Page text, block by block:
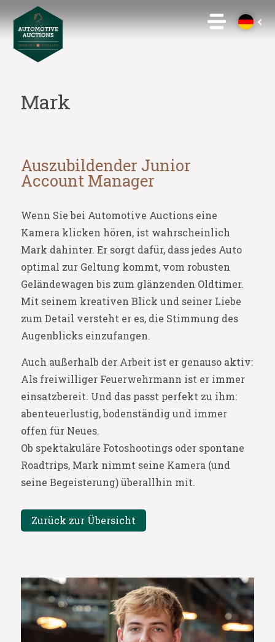
Mark
Auszubildender Junior
Account Manager
Wenn Sie bei Automotive Auctions eine
Kamera klicken hören, ist wahrscheinlich
Mark dahinter. Er sorgt dafür, dass jedes Auto
optimal zur Geltung kommt, vom robusten
Geländewagen bis zum glänzenden Oldtimer.
Mit seinem kreativen Blick und seiner Liebe
zum Detail versteht er es, die Stimmung des
Augenblicks einzufangen.
Auch außerhalb der Arbeit ist er genauso aktiv:
Als freiwilliger Feuerwehrmann ist er immer
einsatzbereit. Und das passt perfekt zu ihm:
abenteuerlustig, bodenständig und immer
offen für Neues.
Ob spektakuläre Fotoshootings oder spontane
Roadtrips, Mark nimmt seine Kamera (und
seine Begeisterung) überallhin mit.
Zurück zur Übersicht